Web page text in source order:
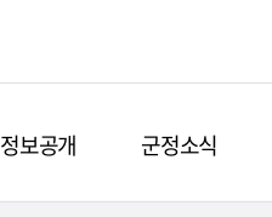
정보공개 군정소식